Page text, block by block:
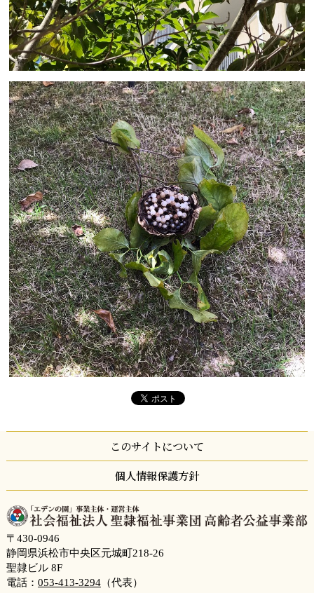
このサイトについて
個人情報保護方針
〒430-0946
静岡県浜松市中央区元城町218-26
聖隷ビル 8F
電話： 053-413-3294（代表）